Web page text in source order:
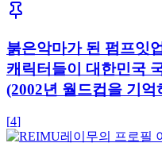
붉은악마가 된 펌프잇
캐릭터들이 대한민국
(2002년 월드컵을 기억
[4]